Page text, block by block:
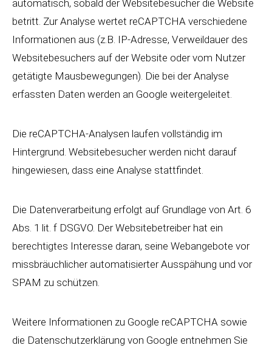
automatisch, sobald der Websitebesucher die Website
betritt. Zur Analyse wertet reCAPTCHA verschiedene
Informationen aus (z.B. IP-Adresse, Verweildauer des
Websitebesuchers auf der Website oder vom Nutzer
getätigte Mausbewegungen). Die bei der Analyse
erfassten Daten werden an Google weitergeleitet.
Die reCAPTCHA-Analysen laufen vollständig im
Hintergrund. Websitebesucher werden nicht darauf
hingewiesen, dass eine Analyse stattfindet.
Die Datenverarbeitung erfolgt auf Grundlage von Art. 6
Abs. 1 lit. f DSGVO. Der Websitebetreiber hat ein
berechtigtes Interesse daran, seine Webangebote vor
missbräuchlicher automatisierter Ausspähung und vor
SPAM zu schützen.
Weitere Informationen zu Google reCAPTCHA sowie
die Datenschutzerklärung von Google entnehmen Sie